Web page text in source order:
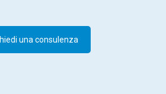
una consulenza